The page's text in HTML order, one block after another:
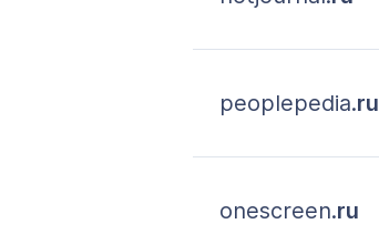
peoplepedia.ru
onescreen.ru